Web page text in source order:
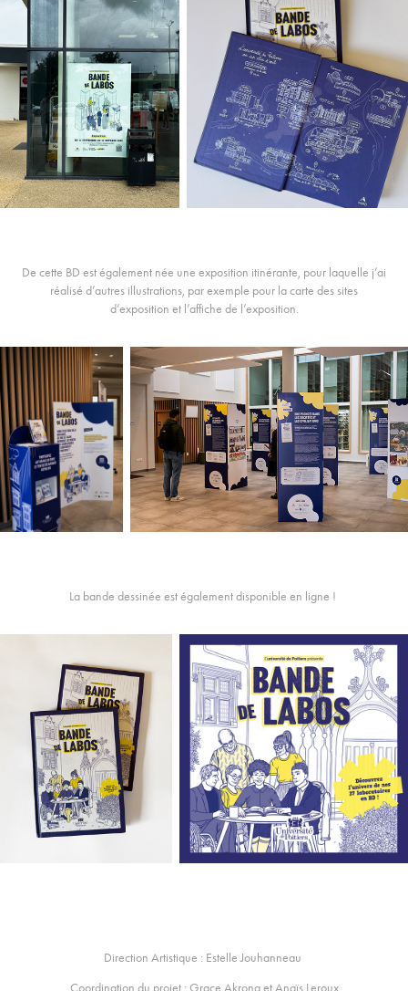
De cette BD est également née une exposition itinérante, pour laquelle j’ai
réalisé d’autres illustrations, par exemple pour la carte des sites
d’exposition et l’affiche de l’exposition.
La bande dessinée est égalementdisponible en ligne !
Direction Artistique : Estelle Jouhanneau